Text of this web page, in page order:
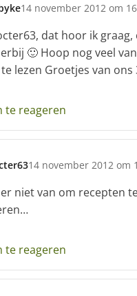
14 november 2012 om
dat hoor ik graag,
🙂 Hoop nog veel
lezen Groetjes van ons
te reageren
14 november 2012 om
niet van om recepten
te reageren